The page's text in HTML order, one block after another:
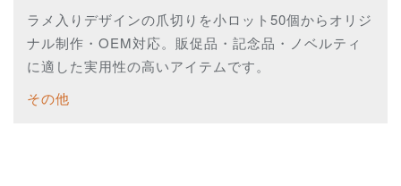
ラメ入りデザインの爪切りを小ロット50個からオリジ
ナル制作・OEM対応。販促品・記念品・ノベルティ
に適した実用性の高いアイテムです。
その他